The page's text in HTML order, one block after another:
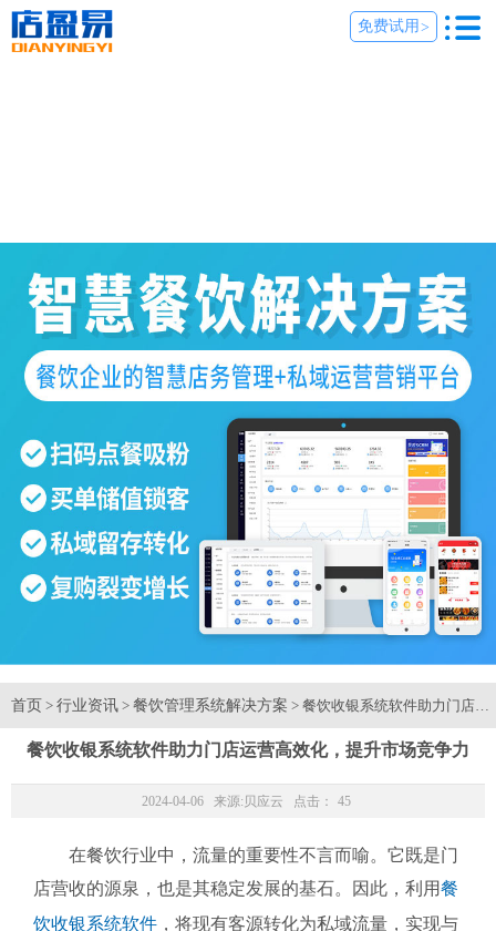
免费试用 >
首页 > 行业资讯 > 餐饮管理系统解决方案 > 餐饮收银系统软件助力门店
餐饮收银系统软件助力门店运营高效化，提升市场竞争力
2024-04-06 来源: 贝应云 点击： 45
在餐饮行业中，流量的重要性不言而喻。它既是门
店营收的源泉，也是其稳定发展的基石。因此，利用餐
饮收银系统软件 ，将现有客源转化为私域流量，实现与